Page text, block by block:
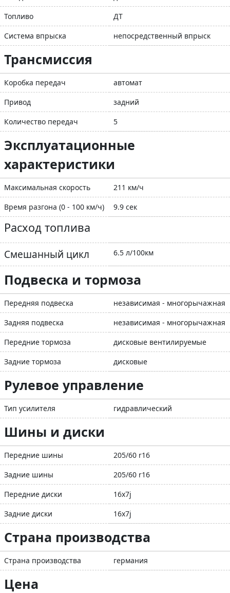
Топливо
ДТ
Система впрыска
непосредственный впрыск
Трансмиссия
Коробка передач
автомат
Привод
задний
Количество передач
5
Эксплуатационные
характеристики
Максимальная скорость
211 км/ч
Время разгона (0 - 100 км/ч)
9.9 сек
Расход топлива
Смешанный цикл 6.5 л/100км
Подвеска и тормоза
Передняя подвеска
независимая - многорычажная
Задняя подвеска
независимая - многорычажная
Передние тормоза
дисковые вентилируемые
Задние тормоза
дисковые
Рулевое управление
Тип усилителя гидравлический
Шины и диски
Передние шины
205/60 r16
Задние шины
205/60 r16
Передние диски
16x7j
Задние диски
16x7j
Страна производства
Страна производства германия
Цена